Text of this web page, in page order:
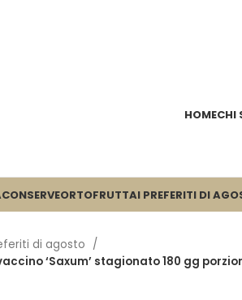
HOMECHI
CONSERVEORTOFRUTTAI PREFERITI DI
di agosto
‘Saxum’ stagionato 180 gg